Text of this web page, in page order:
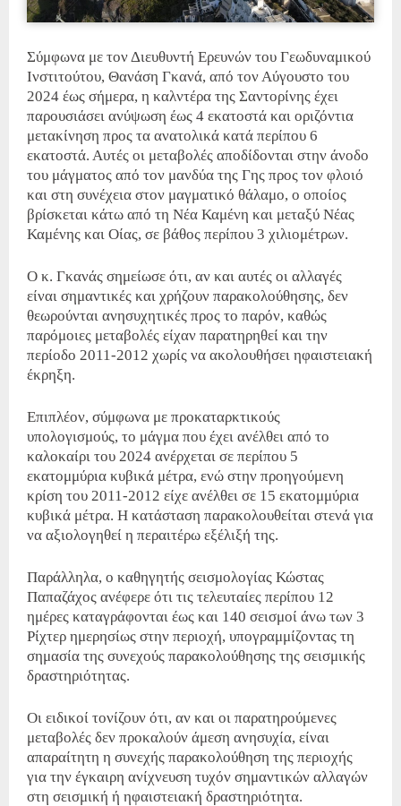
Σύμφωνα με τον Διευθυντή Ερευνών του Γεωδυναμικού
Ινστιτούτου, Θανάση Γκανά, από τον Αύγουστο του
2024 έως σήμερα, η καλντέρα της Σαντορίνης έχει
παρουσιάσει ανύψωση έως 4 εκατοστά και οριζόντια
μετακίνηση προς τα ανατολικά κατά περίπου 6
εκατοστά. Αυτές οι μεταβολές αποδίδονται στην άνοδο
του μάγματος από τον μανδύα της Γης προς τον φλοιό
και στη συνέχεια στον μαγματικό θάλαμο, ο οποίος
βρίσκεται κάτω από τη Νέα Καμένη και μεταξύ Νέας
Καμένης και Οίας, σε βάθος περίπου 3 χιλιομέτρων.
Ο κ. Γκανάς σημείωσε ότι, αν και αυτές οι αλλαγές
είναι σημαντικές και χρήζουν παρακολούθησης, δεν
θεωρούνται ανησυχητικές προς το παρόν, καθώς
παρόμοιες μεταβολές είχαν παρατηρηθεί και την
περίοδο 2011-2012 χωρίς να ακολουθήσει ηφαιστειακή
έκρηξη.
Επιπλέον, σύμφωνα με προκαταρκτικούς
υπολογισμούς, το μάγμα που έχει ανέλθει από το
καλοκαίρι του 2024 ανέρχεται σε περίπου 5
εκατομμύρια κυβικά μέτρα, ενώ στην προηγούμενη
κρίση του 2011-2012 είχε ανέλθει σε 15 εκατομμύρια
κυβικά μέτρα. Η κατάσταση παρακολουθείται στενά για
να αξιολογηθεί η περαιτέρω εξέλιξή της.
Παράλληλα, ο καθηγητής σεισμολογίας Κώστας
Παπαζάχος ανέφερε ότι τις τελευταίες περίπου 12
ημέρες καταγράφονται έως και 140 σεισμοί άνω των 3
Ρίχτερ ημερησίως στην περιοχή, υπογραμμίζοντας τη
σημασία της συνεχούς παρακολούθησης της σεισμικής
δραστηριότητας.
Οι ειδικοί τονίζουν ότι, αν και οι παρατηρούμενες
μεταβολές δεν προκαλούν άμεση ανησυχία, είναι
απαραίτητη η συνεχής παρακολούθηση της περιοχής
για την έγκαιρη ανίχνευση τυχόν σημαντικών αλλαγών
στη σεισμική ή ηφαιστειακή δραστηριότητα.